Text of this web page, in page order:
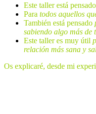
Este taller está
Para todos aquellos
También está pensado
sabiendo algo más de
Este taller es muy útil
relación
Os explicaré,